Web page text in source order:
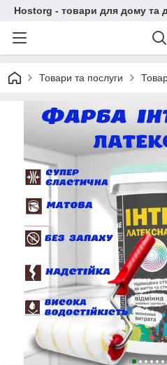
Hostorg - товари для дому та
Товари та послуги